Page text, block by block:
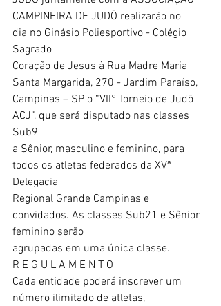
CAMPINEIRA DE JUDŌ realizarão no
dia no Ginásio Poliesportivo - Colégio
Sagrado
Coração de Jesus à Rua Madre Maria
Santa Margarida, 270 - Jardim Paraíso,
Campinas – SP o “VII° Torneio de Judō
ACJ”, que será disputado nas classes
Sub9
a Sênior, masculino e feminino, para
todos os atletas federados da XVª
Delegacia
Regional Grande Campinas e
convidados. As classes Sub21 e Sênior
feminino serão
agrupadas em uma única classe.
R E G U L A M E N T O
Cada entidade poderá inscrever um
número ilimitado de atletas,